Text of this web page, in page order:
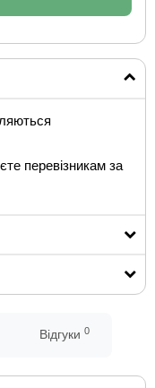
перевізникам за
Відгуки 0